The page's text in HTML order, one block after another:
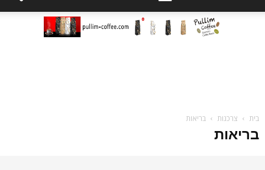
בית צרכנות בריאות
בריאות